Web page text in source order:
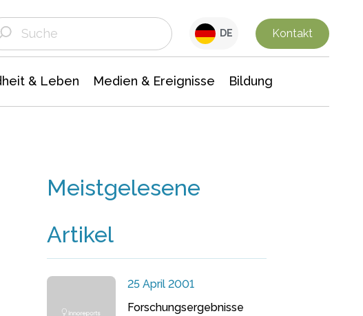
DE Kontakt
& Leben Medien & Ereignisse Bildung
Meistgelesene
Artikel
25 April 2001
Forschungsergebnisse